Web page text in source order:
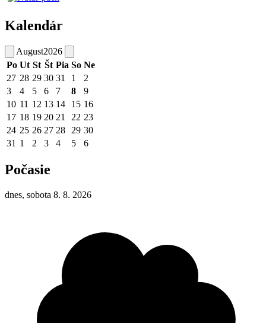
Kalendár
August2026
Po Ut St Št Pia So Ne
27 28 29 30 31 1
2
3
4 5 6 7 8
9
10 11 12 13 14 15 16
17 18 19 20 21 22 23
24 25 26 27 28 29 30
31 1 2 3 4 5 6
Počasie
dnes, sobota 8. 8. 2026